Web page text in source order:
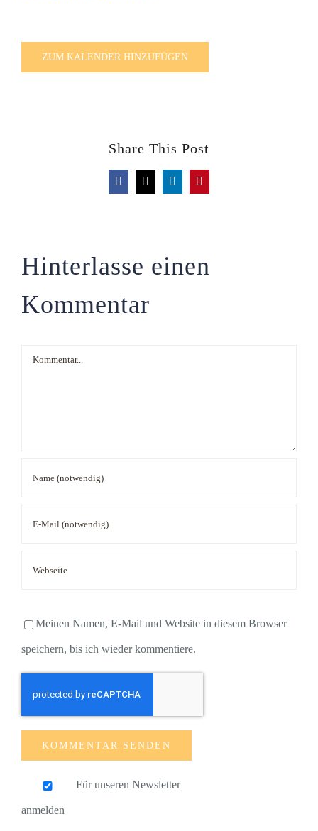
ZUM KALENDER HINZUFÜGEN
Share This Post
Facebook
X LinkedInPinterest
Hinterlasse einen
Kommentar
Kommentar
Meinen Namen, E-Mail und Website in diesem Browser
speichern, bis ich wieder kommentiere.
Für unseren Newsletter
anmelden